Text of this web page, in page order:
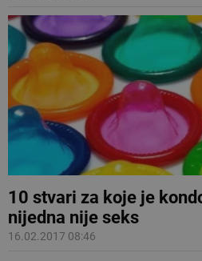
10 stvari za koje je
nijedna nije seks
16.02.2017 08:46